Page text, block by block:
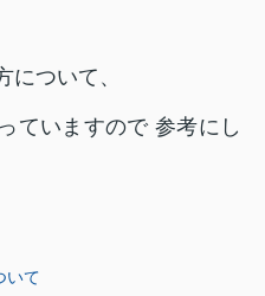
について、
ていますので 参考にし
いて